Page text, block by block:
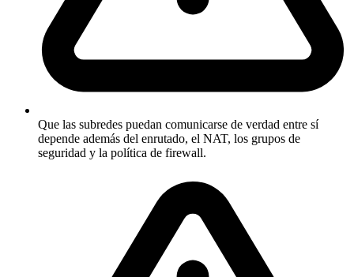
Que las subredes puedan comunicarse de verdad entre sí
depende además del enrutado, el NAT, los grupos de
seguridad y la política de firewall.